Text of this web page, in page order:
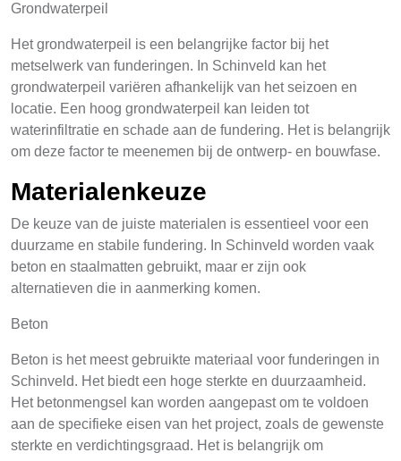
Grondwaterpeil
Het grondwaterpeil is een belangrijke factor bij het
metselwerk van funderingen. In Schinveld kan het
grondwaterpeil variëren afhankelijk van het seizoen en
locatie. Een hoog grondwaterpeil kan leiden tot
waterinfiltratie en schade aan de fundering. Het is belangrijk
om deze factor te meenemen bij de ontwerp- en bouwfase.
Materialenkeuze
De keuze van de juiste materialen is essentieel voor een
duurzame en stabile fundering. In Schinveld worden vaak
beton en staalmatten gebruikt, maar er zijn ook
alternatieven die in aanmerking komen.
Beton
Beton is het meest gebruikte materiaal voor funderingen in
Schinveld. Het biedt een hoge sterkte en duurzaamheid.
Het betonmengsel kan worden aangepast om te voldoen
aan de specifieke eisen van het project, zoals de gewenste
sterkte en verdichtingsgraad. Het is belangrijk om